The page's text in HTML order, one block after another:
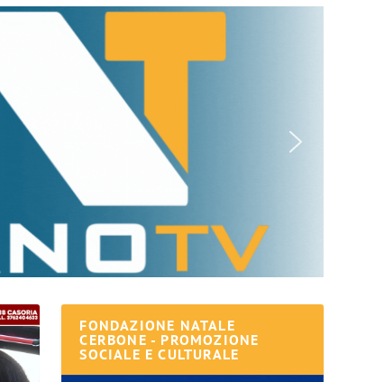
FONDAZIONE NATALE
CERBONE - PROMOZIONE
SOCIALE E CULTURALE